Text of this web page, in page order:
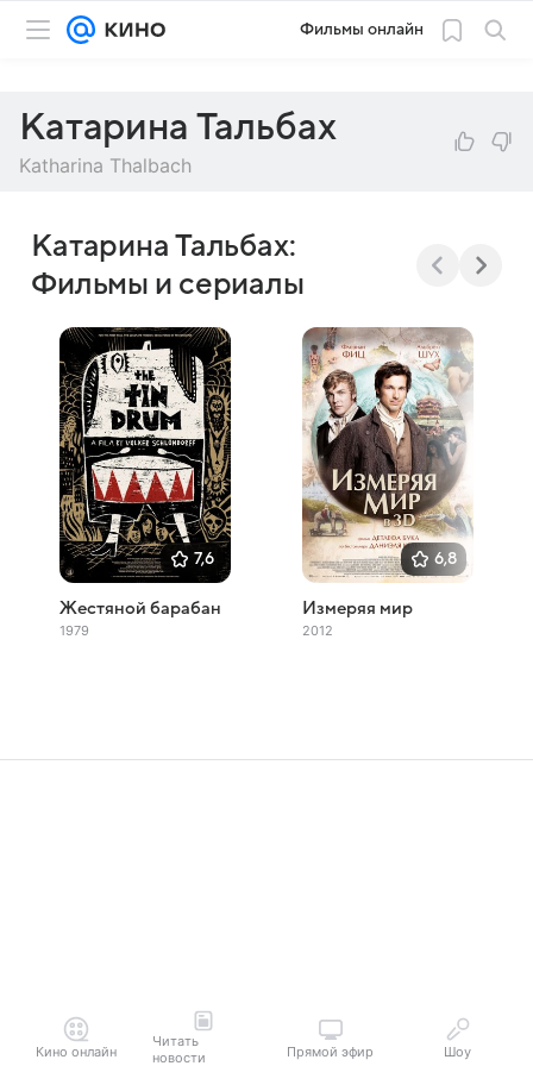
Фильмы онлайн
Катарина Тальбах
Katharina Thalbach
Катарина Тальбах:
Фильмы и сериалы
7,6
Жестяной барабан
1979
6,8
Измеряя мир
2012
Кино онлайн
Читать
новости
Прямой эфир Шоу